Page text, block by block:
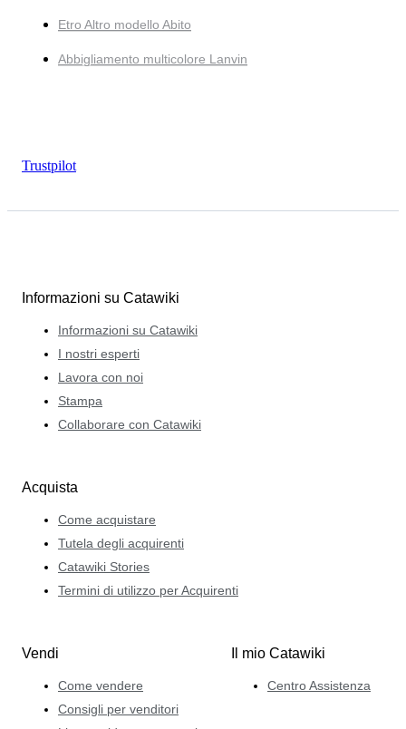
Etro Altro modello Abito
Abbigliamento multicolore Lanvin
Trustpilot
Informazioni su Catawiki
Informazioni su Catawiki
I nostri esperti
Lavora con noi
Stampa
Collaborare con Catawiki
Acquista
Come acquistare
Tutela degli acquirenti
Catawiki Stories
Termini di utilizzo per Acquirenti
Vendi
Come vendere
Consigli per venditori
Il mio Catawiki
Centro Assistenza